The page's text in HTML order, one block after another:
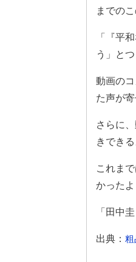
までの
「『平
う」と
動画の
た声が寄
さらに
きでき
これま
かったよ
「田中
出典： 粗